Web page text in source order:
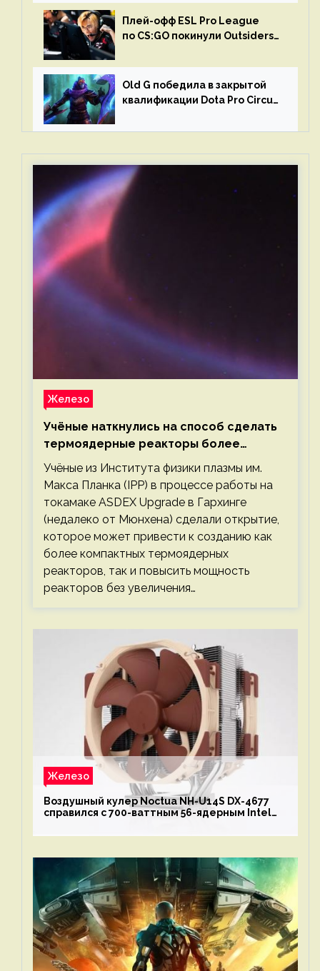
Плей-офф ESL Pro League
по CS:GO покинули Outsiders
Old G победила в закрытой
квалификации Dota Pro Circuit
Железо
Учёные наткнулись на способ сделать
термоядерные реакторы более
компактными или мощными
Учёные из Института физики плазмы им.
Макса Планка (IPP) в процессе работы на
токамаке ASDEX Upgrade в Гархинге
(недалеко от Мюнхена) сделали открытие,
которое может привести к созданию как
более компактных термоядерных
реакторов, так и повысить мощность
реакторов без увеличения…
Железо
Воздушный кулер Noctua NH-U14S DX-4677
справился с 700-ваттным 56-ядерным Intel